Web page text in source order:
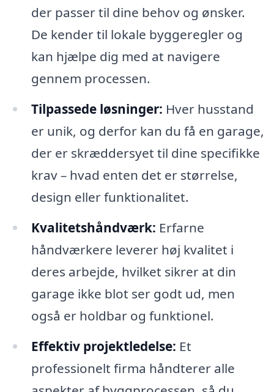
der passer til dine behov og ønsker.
De kender til lokale byggeregler og
kan hjælpe dig med at navigere
gennem processen.
Tilpassede løsninger: Hver husstand
er unik, og derfor kan du få en garage,
der er skræddersyet til dine specifikke
krav – hvad enten det er størrelse,
design eller funktionalitet.
Kvalitetshåndværk: Erfarne
håndværkere leverer høj kvalitet i
deres arbejde, hvilket sikrer at din
garage ikke blot ser godt ud, men
også er holdbar og funktionel.
Effektiv projektledelse: Et
professionelt firma håndterer alle